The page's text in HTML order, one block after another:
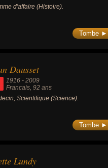
d'affaire (Histoire).
Tombe ►
Dausset
1916 - 2009
Francais, 92 ans
Scientifique (Science).
Tombe ►
Lundy